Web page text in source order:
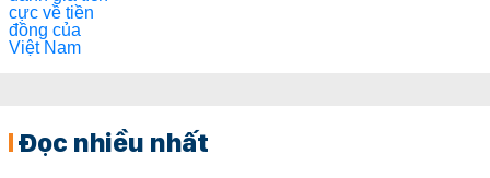
Đọc nhiều nhất